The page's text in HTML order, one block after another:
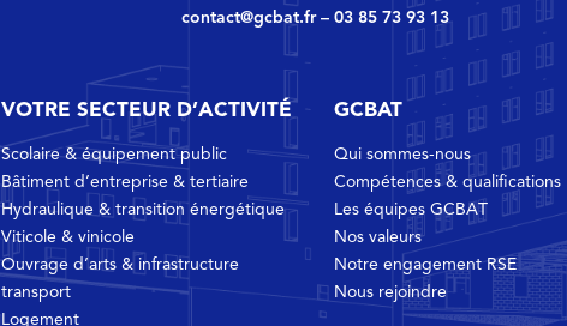
contact@gcbat.fr– 03 85 73 93 13
VOTRE SECTEUR D’ACTIVITÉ
Scolaire & équipement public
Bâtiment d’entreprise & tertiaire
Hydraulique & transition énergétique
Viticole & vinicole
Ouvrage d’arts & infrastructure
transport
Logement
GCBAT
Qui sommes-nous
Compétences & qualifications
Les équipes GCBAT
Nos valeurs
Notre engagement RSE
Nous rejoindre